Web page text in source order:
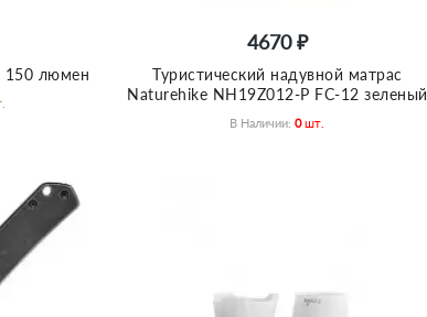
150 люмен
4670 ₽
Туристический надувной матрас
Naturehike NH19Z012-P FC-12 зеленый
В Наличии:0 Шт.